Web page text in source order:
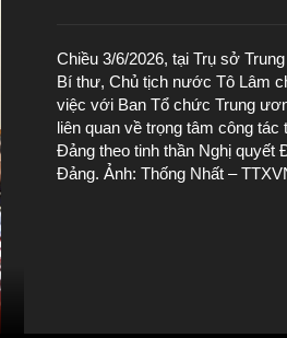
Chiều 3/6/2026, tại Trụ sở
Bí thư, Chủ tịch nước Tô Lâm
việc với Ban Tổ chức Trung
liên quan về trọng tâm công
Đảng theo tinh thần Nghị quyết
Đảng. Ảnh: Thống Nhất –